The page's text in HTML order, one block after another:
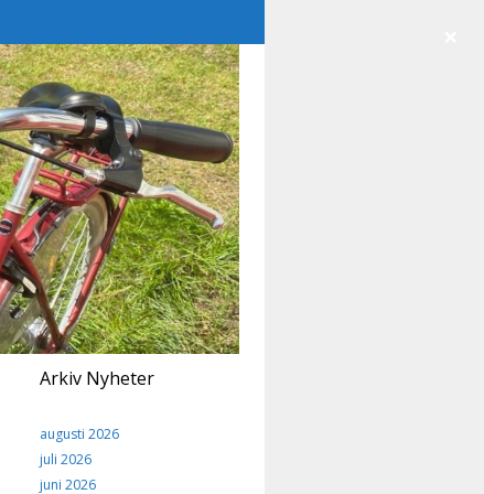
Arkiv Nyheter
augusti 2026
juli 2026
juni 2026